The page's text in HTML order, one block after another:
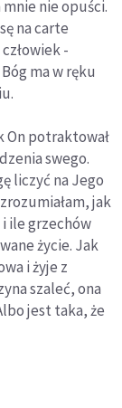
nie opuści.
na carte
-
ma w ręku
On potraktował
swego.
liczyć na Jego
jak
ile grzechów
życie. Jak
i żyje z
szaleć, ona
jest taka, że